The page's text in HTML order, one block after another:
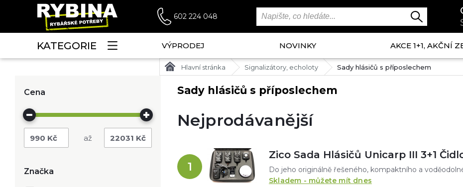
602 224 048
KATEGORIE VÝPRODEJ NOVINKY AKCE 1+1, AKČNÍ
Hlavní stránka Signalizátory, echoloty Sady hlásičů s příposlechem
Cena
990 Kč 22031 Kč
Značka
Sady hlásičů s příposlechem
Nejprodávanější
1
Zico Sada Hlásičů Unicarp III 3+1
Skladem - můžete mít dnes